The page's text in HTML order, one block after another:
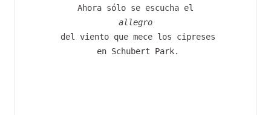
Ahora sólo se escucha el
allegro
del viento que mece los cipreses
en Schubert Park.